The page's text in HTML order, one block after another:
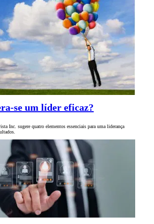
se um líder eficaz?
Inc. sugere quatro elementos essenciais para uma liderança